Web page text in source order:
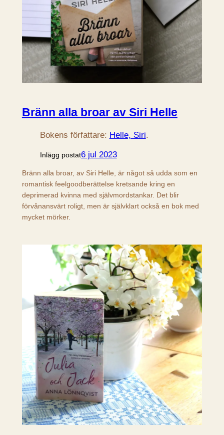
Bränn alla broar av Siri Helle
Bokens författare: Helle, Siri.
Inlägg postat6 jul 2023
Bränn alla broar, av Siri Helle, är något så udda som en
romantisk feelgoodberättelse kretsande kring en
deprimerad kvinna med självmordstankar. Det blir
förvånansvärt roligt, men är självklart också en bok med
mycket mörker.